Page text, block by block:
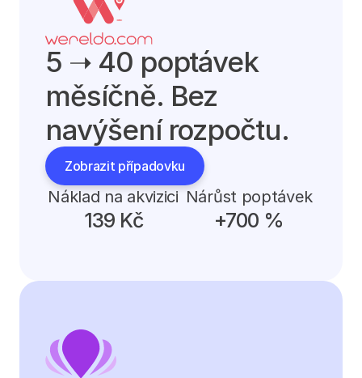
5 ➝ 40 poptávek
měsíčně. Bez
navýšení rozpočtu.
Zobrazit případovku
Náklad na akvizici
139 Kč
Nárůst poptávek
+700 %